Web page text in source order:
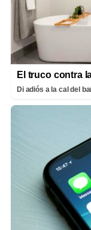
El truco contra
Di adiós a la cal del